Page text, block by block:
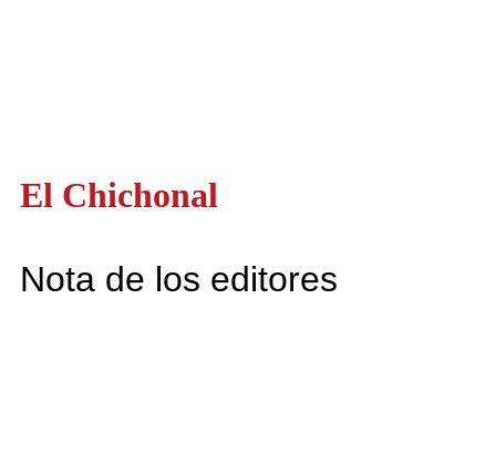
El Chichonal
Nota de los editores